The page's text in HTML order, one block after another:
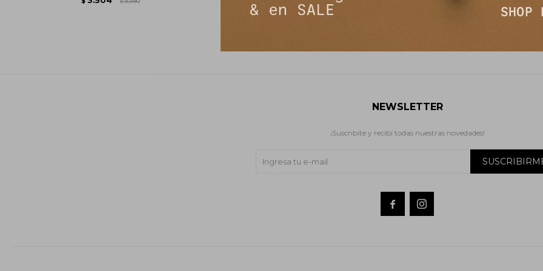
NEWSLETTER
¡Suscribite y recibí todas nuestras novedades!
 